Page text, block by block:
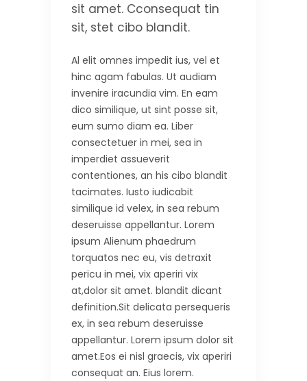
sit amet. Cconsequat tin
sit, stet cibo blandit.
Al elit omnes impedit ius, vel et
hinc agam fabulas. Ut audiam
invenire iracundia vim. En eam
dico similique, ut sint posse sit,
eum sumo diam ea. Liber
consectetuer in mei, sea in
imperdiet assueverit
contentiones, an his cibo blandit
tacimates. Iusto iudicabit
similique id velex, in sea rebum
deseruisse appellantur. Lorem
ipsum Alienum phaedrum
torquatos nec eu, vis detraxit
pericu in mei, vix aperiri vix
at,dolor sit amet. blandit dicant
definition.Sit delicata persequeris
ex, in sea rebum deseruisse
appellantur. Lorem ipsum dolor sit
amet.Eos ei nisl graecis, vix aperiri
consequat an. Eius lorem.